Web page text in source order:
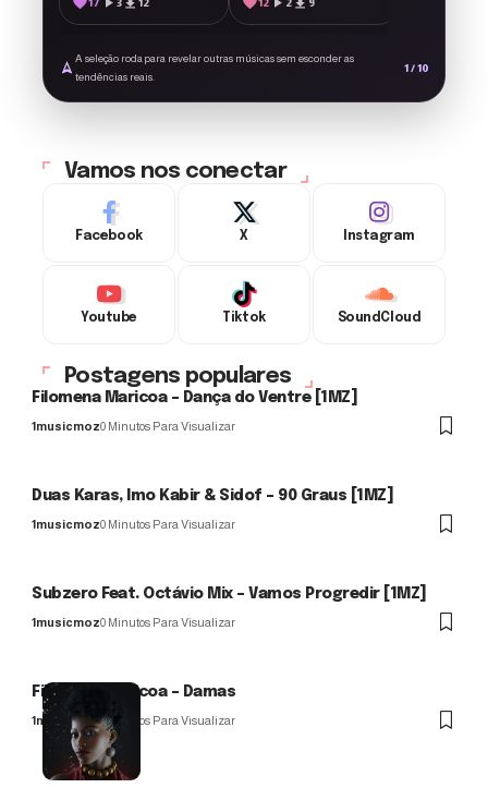
17 3 12 12 2 9
A seleção roda para revelar outras músicas sem esconder as
tendências reais.
1 / 10
Vamos nos conectar
Facebook X Instagram
Youtube Tiktok SoundCloud
Postagens populares
Filomena Maricoa – Dança do Ventre [1MZ]
1musicmoz0 Minutos Para Visualizar
Duas Karas, Imo Kabir & Sidof – 90 Graus [1MZ]
1musicmoz0 Minutos Para Visualizar
Subzero Feat. Octávio Mix – Vamos Progredir [1MZ]
1musicmoz0 Minutos Para Visualizar
Filomena Maricoa – Damas
1musicmoz0 Minutos Para Visualizar